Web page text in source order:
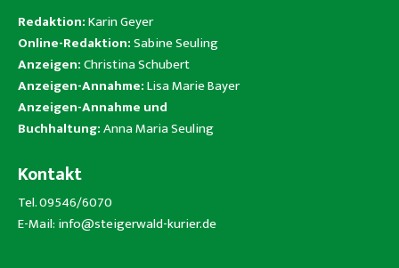
Redaktion:Karin Geyer
Online-Redaktion:Sabine Seuling
Anzeigen:Christina Schubert
Anzeigen-Annahme:Lisa Marie Bayer
Anzeigen-Annahme und
Buchhaltung:Anna Maria Seuling
Kontakt
Tel. 09546/6070
E-Mail: info@steigerwald-kurier.de